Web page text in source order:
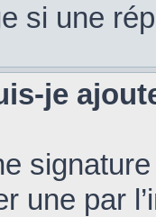
si une
je
une par